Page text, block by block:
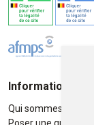
Informations
Qui sommes-nous ?